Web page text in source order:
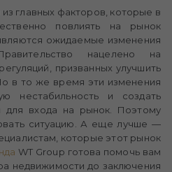
главных факторов, которые в
повлиять на рынок
ожидаемые изменения
нацелено на
призванных улучшить
в то же время эти изменения
нестабильность и создать
для входа на рынок. Поэтому
ситуацию. А еще лучше —
которые этот рынок
WT Group готова помочь вам
недвижимости до заключения